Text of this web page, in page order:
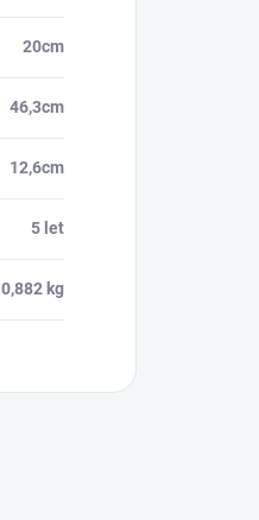
20cm
46,3cm
12,6cm
5 let
0,882 kg